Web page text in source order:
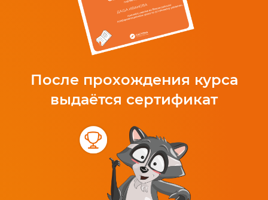
После прохождения курса
выдаётся сертификат